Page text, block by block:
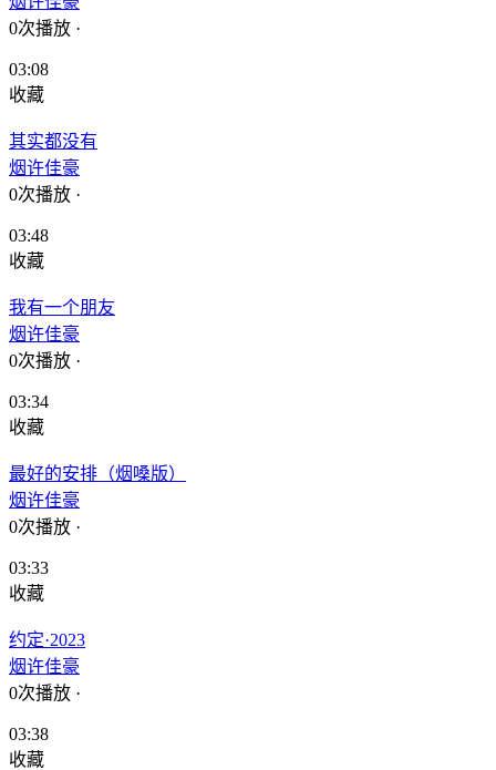
0次播放 ·
03:08
收藏
其实都没有
烟许佳豪
0次播放 ·
03:48
收藏
我有一个朋友
烟许佳豪
0次播放 ·
03:34
收藏
最好的安排（烟嗓版）
烟许佳豪
0次播放 ·
03:33
收藏
约定·2023
烟许佳豪
0次播放 ·
03:38
收藏